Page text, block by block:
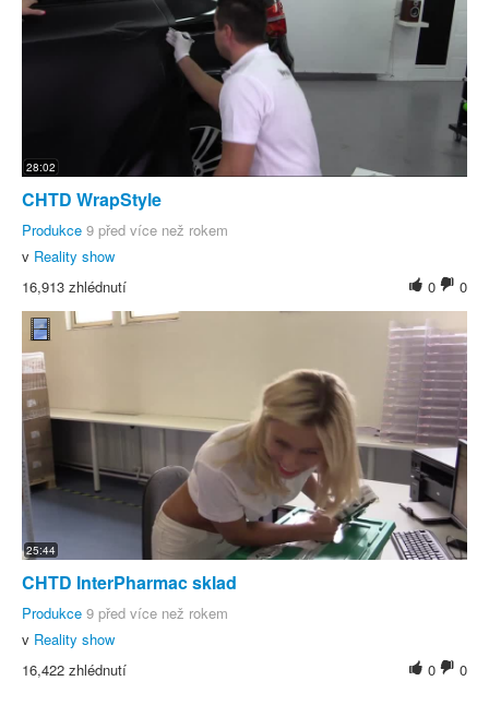
28:02
CHTD WrapStyle
Produkce 9 před více než rokem
v Reality show
0
0
16,913 zhlédnutí
25:44
CHTD InterPharmac sklad
Produkce 9 před více než rokem
v Reality show
0
0
16,422 zhlédnutí